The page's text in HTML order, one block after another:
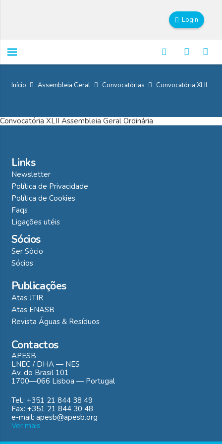
Login
Início Assembleia Geral Convocatórias Convocatória XLII
Convocatória XLII Assembleia Geral Ordinária
Links
Newsletter
Política de Privacidade
Política de Cookies
Faqs
Ligações utéis
Sócios
Ser Sócio
Sócios
Publicações
Atas JTIR
Atas ENASB
Revista Águas & Resíduos
Contactos
APESB
LNEC / DHA — NES
Av. do Brasil 101
1700—066 Lisboa — Portugal
Tel.: +351 21 844 38 49
Fax: +351 21 844 30 48
e-mail: apesb@apesb.org
Ver mais